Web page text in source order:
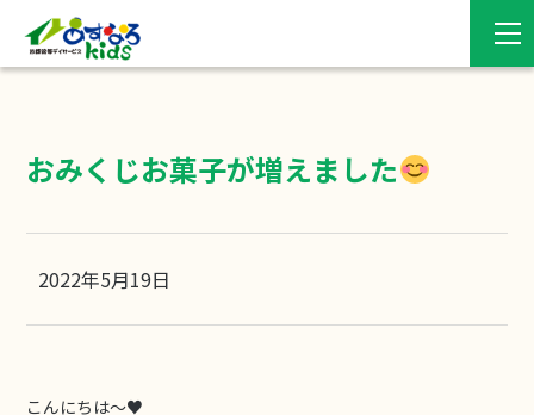
おみくじお菓子が増えました
2022年5月19日
こんにちは〜♥